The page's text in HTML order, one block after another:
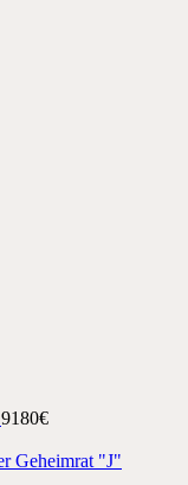
9180€
Geheimrat "J"